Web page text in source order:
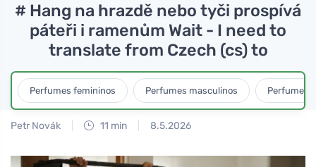
# Hang na hrazdě nebo tyči prospívá
páteři i ramenům Wait - I need to
translate from Czech (cs) to
Perfumes femininos Perfumes masculinos Perfumes
Petr Novák 11 min 8.5.2026